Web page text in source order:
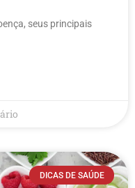
seus principais
DICAS DE SAÚDE